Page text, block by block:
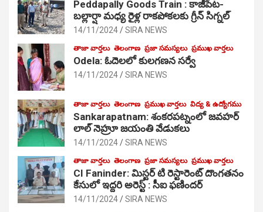
Peddapally Goods Train : కాజీపేట-
బల్లార్షా మధ్య రైళ్ల రాకపోకలకు గ్రీన్ సిగ్నల్
14/11/2024 SIRA NEWS
తాజా వార్తలు తెలంగాణ ప్రజా సమస్యలు ప్రముఖ వార్తలు
Odela: ఓదెలలో కులగణన సర్వే
14/11/2024 SIRA NEWS
తాజా వార్తలు తెలంగాణ ప్రముఖ వార్తలు విద్య & ఉద్యోగము
Sankarapatnam: శంకరపట్నంలో జవహర్
లాల్ నెహ్రూ జయంతి వేడుకలు
14/11/2024 SIRA NEWS
తాజా వార్తలు తెలంగాణ ప్రజా సమస్యలు ప్రముఖ వార్తలు
CI Faninder: మిస్టర్ టి రెస్టారెంట్ దొంగతనం
కేసులో ఇద్దరి అరెస్ట్ : సీఐ ఫణిందర్
14/11/2024 SIRA NEWS